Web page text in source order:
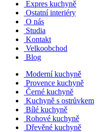
Expres kuchyně
Ostatní interiéry
O nás
Studia
Kontakt
Velkoobchod
Blog
Moderní kuchyně
Provence kuchyně
Černé kuchyně
Kuchyně s ostrůvkem
Bílé kuchyně
Rohové kuchyně
Dřevěné kuchyně